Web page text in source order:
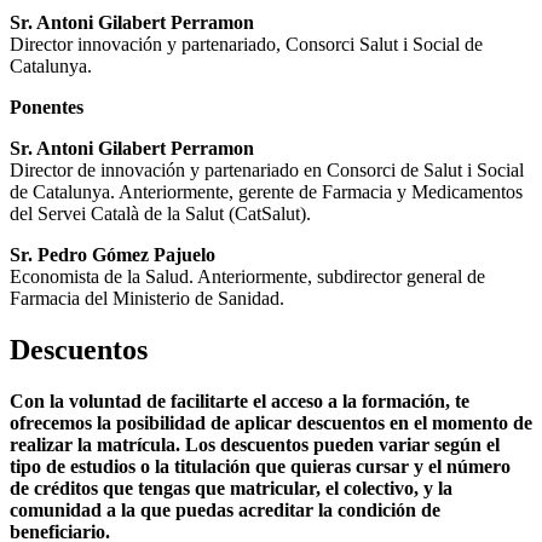
Sr. Antoni Gilabert Perramon
Director innovación y partenariado, Consorci Salut i Social de
Catalunya.
Ponentes
Sr. Antoni Gilabert Perramon
Director de innovación y partenariado en Consorci de Salut i Social
de Catalunya. Anteriormente, gerente de Farmacia y Medicamentos
del Servei Català de la Salut (CatSalut).
Sr. Pedro Gómez Pajuelo
Economista de la Salud. Anteriormente, subdirector general de
Farmacia del Ministerio de Sanidad.
Descuentos
Con la voluntad de facilitarte el acceso a la formación, te
ofrecemos la posibilidad de aplicar descuentos en el momento de
realizar la matrícula. Los descuentos pueden variar según el
tipo de estudios o la titulación que quieras cursar y el número
de créditos que tengas que matricular, el colectivo, y la
comunidad a la que puedas acreditar la condición de
beneficiario.